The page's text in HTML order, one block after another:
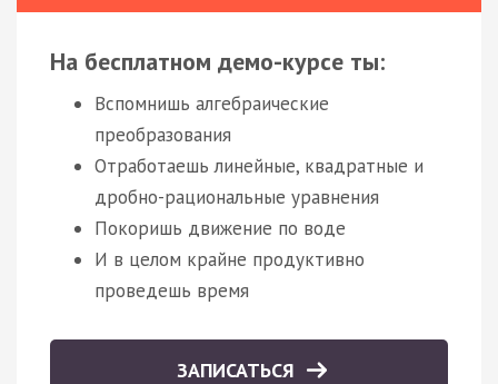
На бесплатном демо-курсе ты:
Вспомнишь алгебраические
преобразования
Отработаешь линейные, квадратные и
дробно-рациональные уравнения
Покоришь движение по воде
И в целом крайне продуктивно
проведешь время
ЗАПИСАТЬСЯ